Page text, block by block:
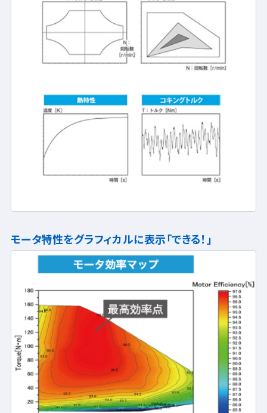
モータ特性をグラフィカルに表示「できる！」